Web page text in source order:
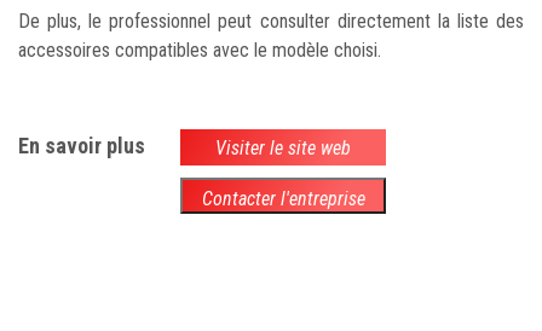
De plus, le professionnel peut consulter directement la liste des
accessoires compatibles avec le modèle choisi.
En savoir plus Visiter le site web
Contacter l'entreprise